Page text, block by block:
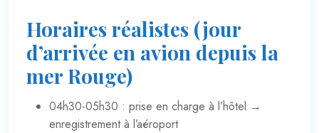
Horaires réalistes (jour
d’arrivée en avion depuis la
mer Rouge)
04h30-05h30 : prise en charge à l’hôtel →
enregistrement à l’aéroport